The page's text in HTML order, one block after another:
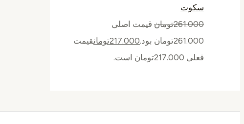
سکوت
261.000تومان قیمت اصلی
261.000تومان بود.
217.000تومانقیمت
فعلی 217.000تومان است.